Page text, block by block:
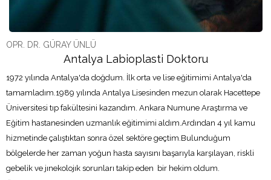
OPR. DR. GÜRAY ÜNLÜ
Antalya Labioplasti Doktoru
1972 yılında Antalya'da doğdum. İlk orta ve lise eğitimimi Antalya'da
tamamladım.1989 yılında Antalya Lisesinden mezun olarak Hacettepe
Üniversitesi tıp fakültesini kazandım. Ankara Numune Araştırma ve
Eğitim hastanesinden uzmanlık eğitimimi aldım.Ardından 4 yıl kamu
hizmetinde çalıştıktan sonra özel sektöre geçtim.Bulunduğum
bölgelerde her zaman yoğun hasta sayısını başarıyla karşılayan, riskli
gebelik ve jınekolojık sorunları takip eden bir hekim oldum.